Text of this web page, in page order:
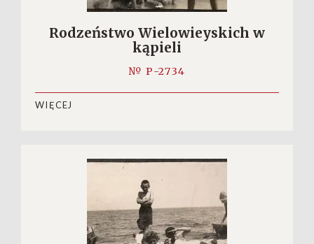
Rodzeństwo Wielowieyskich w
kąpieli
№ P-2734
WIĘCEJ